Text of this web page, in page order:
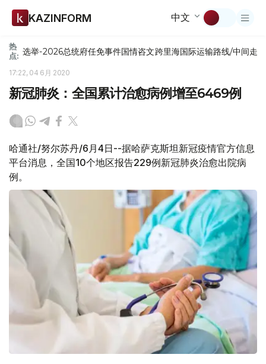
KAZINFORM 中文
热
点: 选举-2026总统府任免事件国情咨文跨里海国际运输路线/中间走廊
17:22, 04 6月 2020
新冠肺炎：全国累计治愈病例增至6469例
哈通社/努尔苏丹/6月4日--据哈萨克斯坦新冠疫情官方信息
平台消息，全国10个地区报告229例新冠肺炎治愈出院病
例。